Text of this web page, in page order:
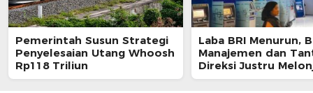
Pemerintah Susun Strategi
Penyelesaian Utang Whoosh
Rp118 Triliun
Laba BRI Menurun,
Manajemen dan
Direksi Justru